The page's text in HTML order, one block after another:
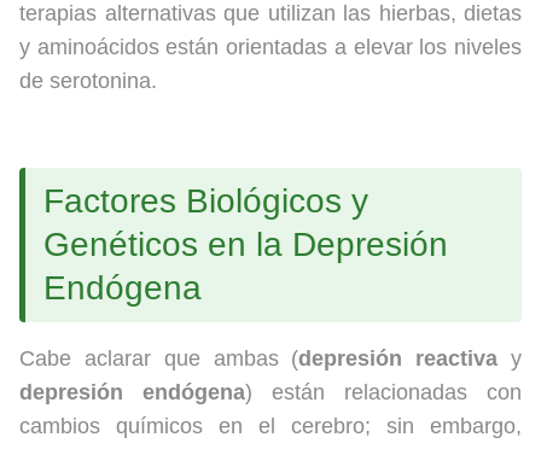
terapias alternativas que utilizan las hierbas, dietas
y aminoácidos están orientadas a elevar los niveles
de serotonina.
Factores Biológicos y
Genéticos en la Depresión
Endógena
Cabe aclarar que ambas (depresión reactiva y
depresión endógena) están relacionadas con
cambios químicos en el cerebro; sin embargo,